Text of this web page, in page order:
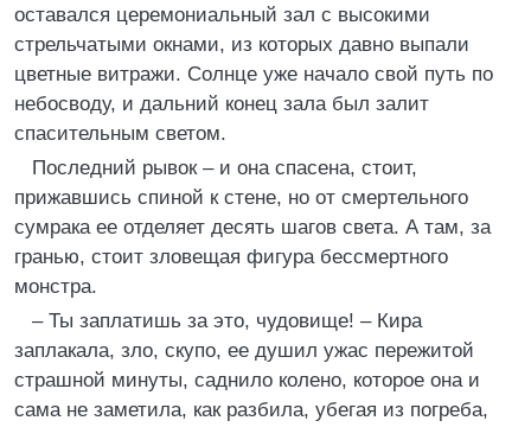
оставался церемониальный зал с высокими
стрельчатыми окнами, из которых давно выпали
цветные витражи. Солнце уже начало свой путь по
небосводу, и дальний конец зала был залит
спасительным светом.
Последний рывок – и она спасена, стоит,
прижавшись спиной к стене, но от смертельного
сумрака ее отделяет десять шагов света. А там, за
гранью, стоит зловещая фигура бессмертного
монстра.
– Ты заплатишь за это, чудовище! – Кира
заплакала, зло, скупо, ее душил ужас пережитой
страшной минуты, саднило колено, которое она и
сама не заметила, как разбила, убегая из погреба,